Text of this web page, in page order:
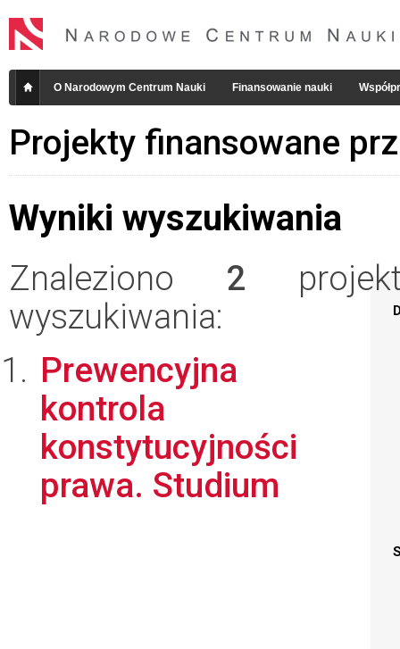
O Narodowym Centrum Nauki Finansowanie nauki
Projekty finansowane
Wyniki wyszukiwania
Znaleziono 2
wyszukiwania:
Prewencyjna
kontrola
konstytucyjności
prawa. Studium